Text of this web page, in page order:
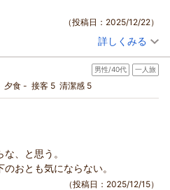
しいただけるホテルを目指し、
待ち申し上げております。
（返信日：2026/01/12）
（投稿日：2025/12/22）
がお得★早割プラン！ビジネスにも観光
】
シングル 食事なし
人あたり/税込)
利用いただきまして、誠にあり
いだだきありがとうございま
詳しくみる
男性/40代 一人旅
夕食 - 接客 5 清潔感 5
、と思う。
おとも気にならない。
（投稿日：2025/12/15）